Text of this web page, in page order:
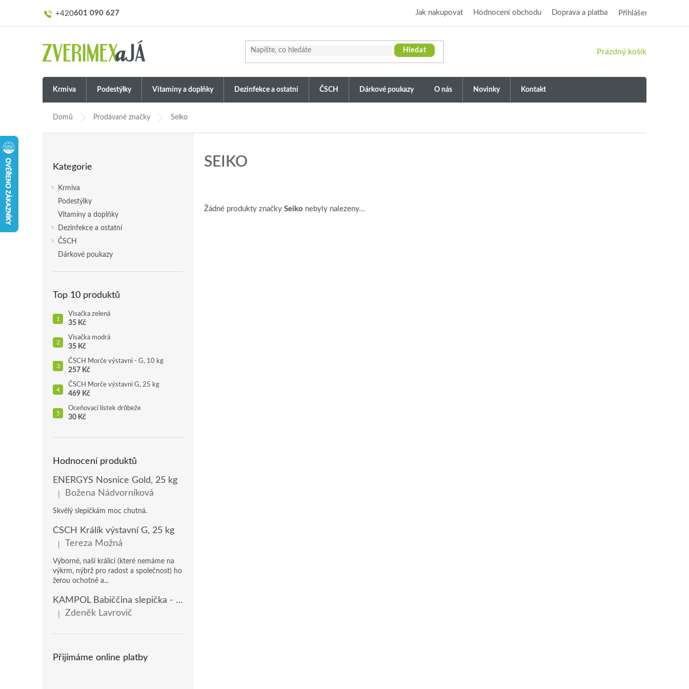
601 090 627 Jak nakupovat Hodnocení obchodu Doprava a platba Přihlášení
Hledat
NÁKUPNÍ
Prázdný košík
Krmiva Podestýlky Vitamíny a doplňky Dezinfekce a ostatní ČSCH Dárkové poukazy O nás Novinky Kontakt
Domů Prodávané značky Seiko
kategorie
Kategorie
Krmiva
Podestýlky
Vitamíny a doplňky
Dezinfekce a ostatní
ČSCH
Dárkové poukazy
Top 10 produktů
Visačka zelená
35 Kč
Visačka modrá
35 Kč
ČSCH Morče výstavní - G, 10 kg
257 Kč
ČSCH Morče výstavní G, 25 kg
469 Kč
Oceňovací lístek drůbeže
30 Kč
Hodnocení produktů
ENERGYS Nosnice Gold, 25 kg
Hodnocení produktu je 5 z 5 hvězdiček.
Božena Nádvorníková
Skvělý slepičkám moc chutná.
ČSCH Králík výstavní G, 25 kg
Hodnocení produktu je 5 z 5 hvězdiček.
Tereza Možná
Výborné, naši králíci (které nemáme na
výkrm, nýbrž pro radost a společnost) ho
žerou ochotně a...
KAMPOL Babiččina slepička - domácí nosnice(KB), 20 kg
Hodnocení produktu je 5 z 5 hvězdiček.
Zdeněk Lavrovič
Přijímáme online platby
SEIKO
Žádné produkty značky Seiko nebyly nalezeny...